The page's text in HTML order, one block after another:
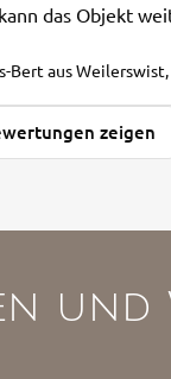
das Objekt
Bert aus
zeigen
und